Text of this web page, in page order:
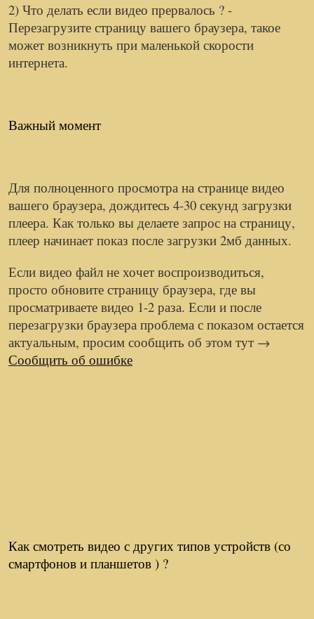
2) Что делать если видео прервалось ? -
Перезагрузите страницу вашего браузера, такое
может возникнуть при маленькой скорости
интернета.
Важный момент
Для полноценного просмотра на странице видео
вашего браузера, дождитесь 4-30 секунд загрузки
плеера. Как только вы делаете запрос на страницу,
плеер начинает показ после загрузки 2мб данных.
Если видео файл не хочет воспроизводиться,
просто обновите страницу браузера, где вы
просматриваете видео 1-2 раза. Если и после
перезагрузки браузера проблема с показом остается
актуальным, просим сообщить об этом тут →
Сообщить об ошибке
Как смотреть видео с других типов устройств (со
смартфонов и планшетов ) ?